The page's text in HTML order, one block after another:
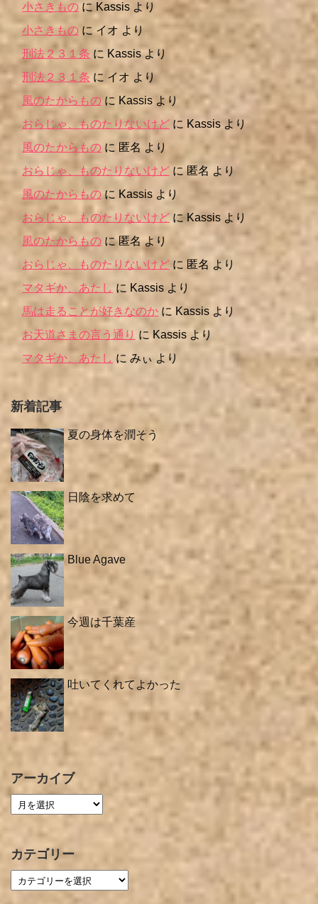
小さきもの に Kassis より
小さきもの に イオ より
刑法２３１条 に Kassisより
刑法２３１条 に イオ より
風のたからもの に Kassis より
おらじゃ、ものたりないけど に Kassis より
風のたからもの に 匿名 より
おらじゃ、ものたりないけど に 匿名 より
風のたからものに Kassis より
おらじゃ、ものたりないけど に Kassis より
風のたからもの に匿名より
おらじゃ、ものたりないけど に 匿名 より
マタギか、あたし に Kassis より
馬は走ることが好きなのか に Kassis より
お天道さまの言う通り に Kassis より
マタギか、あたし に みぃ より
新着記事
夏の身体を潤そう
日陰を求めて
Blue Agave
今週は千葉産
吐いてくれてよかった
アーカイブ
カテゴリー